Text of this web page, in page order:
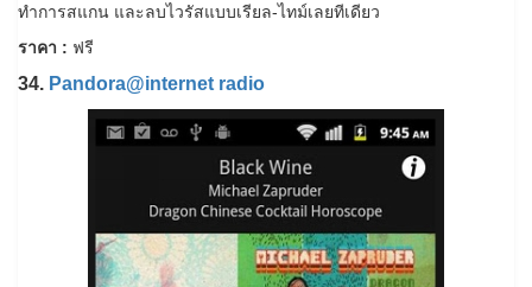
ทำการสแกน และลบไวรัสแบบเรียล-ไทม์เลยทีเดียว
ราคา : ฟรี
34. Pandora@internet radio